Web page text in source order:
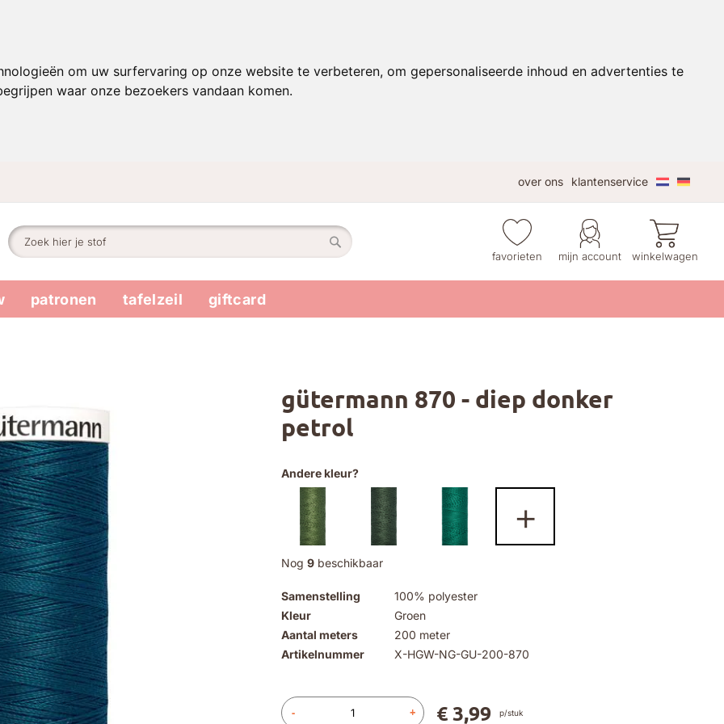
om uw surfervaring op onze website te verbeteren, om gepersonaliseerde inhoud en advertenties te
waar onze bezoekers vandaan komen.
over ons
klantenservice
Zoek mijn account
favorieten winkelwagen
patronen tafelzeil giftcard
gütermann 870 - diep donker
petrol
Nog 9 beschikbaar
Samenstelling
100% polyester
Kleur
Groen
Aantal meters
200 meter
Artikelnummer
X-HGW-NG-GU-200-870
- + € 3,99 p/stuk
Andere kleur?
+